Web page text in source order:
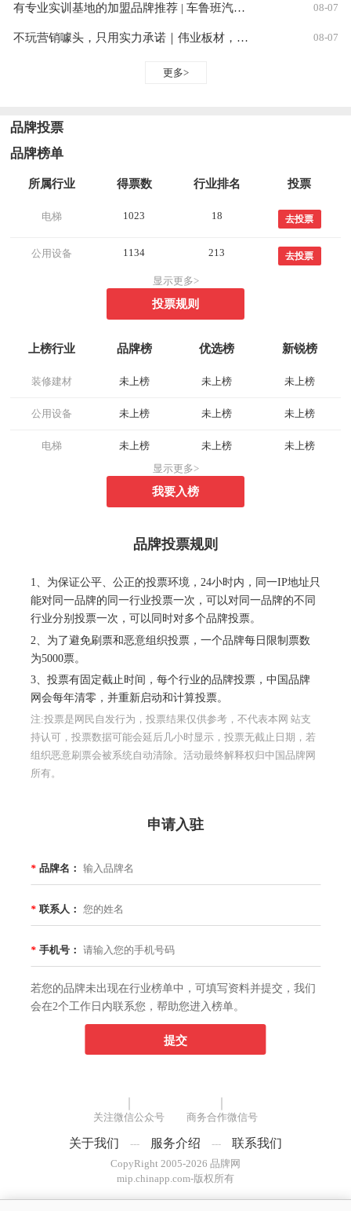
有专业实训基地的加盟品牌推荐 | 车鲁班汽车美容，自建万平实训基地就是底气 08-07
不玩营销噱头，只用实力承诺｜伟业板材，装修一次，安心三十年 08-07
更多>
品牌投票
品牌榜单
所属行业 得票数 行业排名 投票
电梯 1023 18 去投票
公用设备 1134 213 去投票
显示更多>
投票规则
上榜行业 品牌榜 优选榜 新锐榜
装修建材 未上榜 未上榜 未上榜
公用设备 未上榜 未上榜 未上榜
电梯 未上榜 未上榜
未上榜
显示更多>
我要入榜
品牌投票规则
1、为保证公平、公正的投票环境，24小时内，同一IP地址只
能对同一品牌的同一行业投票一次，可以对同一品牌的不同
行业分别投票一次，可以同时对多个品牌投票。
2、为了避免刷票和恶意组织投票，一个品牌每日限制票数
为5000票。
3、投票有固定截止时间，每个行业的品牌投票，中国品牌
网会每年清零，并重新启动和计算投票。
注:投票是网民自发行为，投票结果仅供参考，不代表本网 站支
持认可，投票数据可能会延后几小时显示，投票无截止日期，若
组织恶意刷票会被系统自动清除。活动最终解释权归中国品牌网
所有。
申请入驻
* 品牌名：
* 联系人：
* 手机号：
若您的品牌未出现在行业榜单中，可填写资料并提交，我们
会在2个工作日内联系您，帮助您进入榜单。
提交
关注微信公众号 商务合作微信号
关于我们 --- 服务介绍 --- 联系我们
CopyRight 2005-2026 品牌网
mip.chinapp.com-版权所有